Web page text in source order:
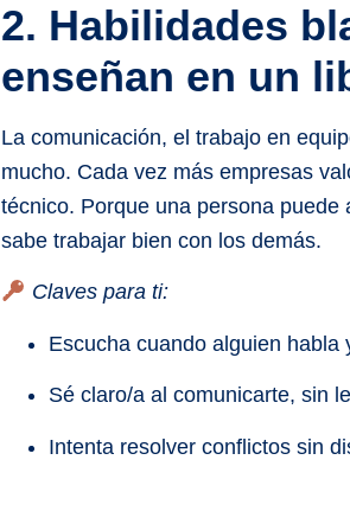
2. Habilidades
enseñan en un
La comunicación, el trabajo en
mucho. Cada vez más empresas
técnico. Porque una persona
sabe trabajar bien con los demás.
Claves para ti:
Escucha cuando alguien habla
Sé claro/a al comunicarte, sin
Intenta resolver conflictos sin